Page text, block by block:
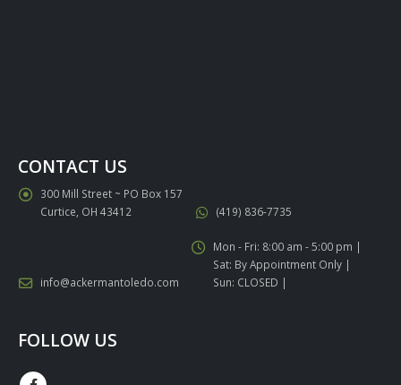
CONTACT US
300 Mill Street ~ PO Box 157
Curtice, OH 43412
(419) 836-7735
info@ackermantoledo.com
Mon - Fri: 8:00 am - 5:00 pm |
Sat: By Appointment Only |
Sun: CLOSED |
FOLLOW US